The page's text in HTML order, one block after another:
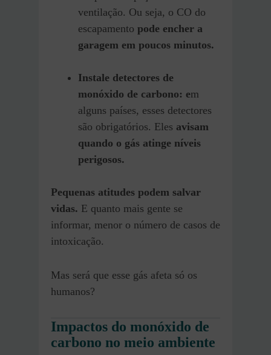
ventilação. Ou seja, o CO do
escapamento pode encher a
garagem em poucos minutos.
Instale detectores de
monóxido de carbono: em
alguns países, esses detectores
são obrigatórios. Eles avisam
quando o gás atinge níveis
perigosos.
Pequenas atitudes podem salvar
vidas. E quanto mais gente se
informar, menor o número de casos de
intoxicação.
Mas será que esse gás afeta só os
humanos?
Impactos do monóxido de
carbono no meio ambiente